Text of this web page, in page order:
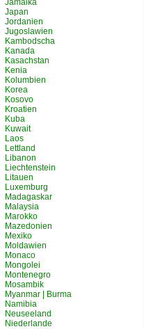
Jamaika
Japan
Jordanien
Jugoslawien
Kambodscha
Kanada
Kasachstan
Kenia
Kolumbien
Korea
Kosovo
Kroatien
Kuba
Kuwait
Laos
Lettland
Libanon
Liechtenstein
Litauen
Luxemburg
Madagaskar
Malaysia
Marokko
Mazedonien
Mexiko
Moldawien
Monaco
Mongolei
Montenegro
Mosambik
Myanmar | Burma
Namibia
Neuseeland
Niederlande